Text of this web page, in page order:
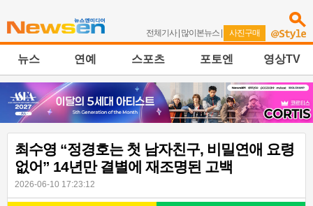
전체기사| 많이본뉴스 | 사진구매
뉴스 연예 스포츠 포토엔 영상TV
최수영 “정경호는 첫 남자친구, 비밀연애 요령
없어” 14년만 결별에 재조명된 고백
2026-06-10 17:23:12